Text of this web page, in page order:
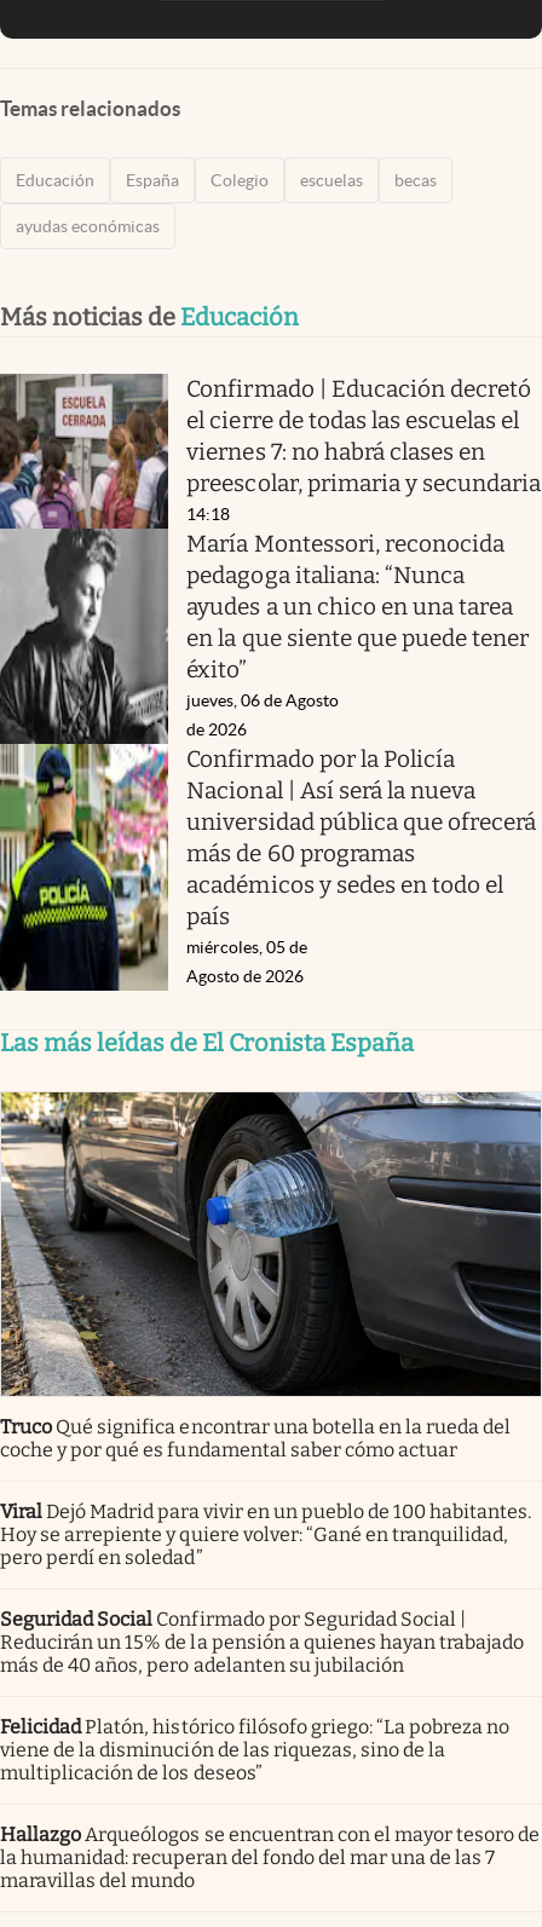
Temas relacionados
Educación España Colegio escuelas becas
ayudas económicas
Más noticias de Educación
Confirmado | Educación decretó
el cierre de todas las escuelas el
viernes 7: no habrá clases en
preescolar, primaria y secundaria
14:18
María Montessori, reconocida
pedagoga italiana: “Nunca
ayudes a un chico en una tarea
en la que siente que puede tener
éxito”
jueves, 06 de Agosto
de 2026
Confirmado por la Policía
Nacional | Así será la nueva
universidad pública que ofrecerá
más de 60 programas
académicos y sedes en todo el
país
miércoles, 05 de
Agosto de 2026
Las más leídas de El Cronista España
Truco Qué significa encontrar una botella en la rueda del
coche y por qué es fundamental saber cómo actuar
ViralDejó Madrid para vivir en un pueblo de 100 habitantes.
Hoy se arrepiente y quiere volver: “Gané en tranquilidad,
pero perdí en soledad”
Seguridad Social Confirmado por Seguridad Social |
Reducirán un 15% de la pensión a quienes hayan trabajado
más de 40 años, pero adelanten su jubilación
FelicidadPlatón, histórico filósofo griego: “La pobreza no
viene de la disminución de las riquezas, sino de la
multiplicación de los deseos”
Hallazgo Arqueólogos se encuentran con el mayor tesoro de
la humanidad: recuperan del fondo del mar una de las 7
maravillas del mundo